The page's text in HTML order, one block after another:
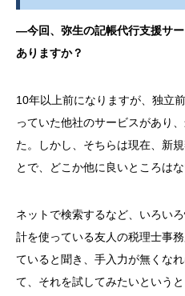
―今回、弥生の記帳代行支援サ
ありますか？
10年以上前になりますが、独立
っていた他社のサービスがあり
た。しかし、そちらは現在、新
とで、どこか他に良いところは
ネットで検索するなど、いろい
計を使っている友人の税理士事
ていると聞き、手入力が無くな
て、それを試してみたいという